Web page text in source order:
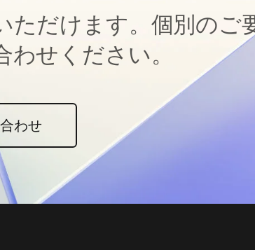
ただけます。個別のご
せください。
わせ